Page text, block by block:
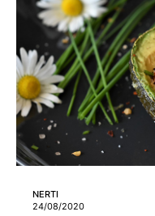
NERTI
24/08/2020